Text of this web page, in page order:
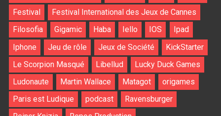
Festival
Festival International des Jeux de Cannes
Filosofia
Gigamic Haba Iello IOS
Ipad
Iphone
Jeu de rôle Jeux de Société
KickStarter
Le Scorpion Masqué
Libellud
Lucky Duck Games
Ludonaute
Martin Wallace Matagot
origames
Paris est Ludique
podcast
Ravensburger